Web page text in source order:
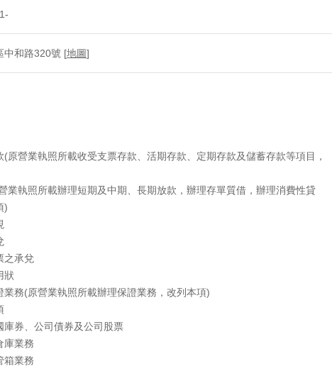
中和路320號 [地圖]
(原營業執照所載收受支票存款、活期存款、定期存款及儲蓄存款等項目，
業執照所載辦理短期及中期、長期放款，辦理存單質借，辦理消費性貸
)
之承兌
狀
業務(原營業執照所載辦理保證業務，改列本項)
庫券、公司債券及公司股票
庫業務
箱業務